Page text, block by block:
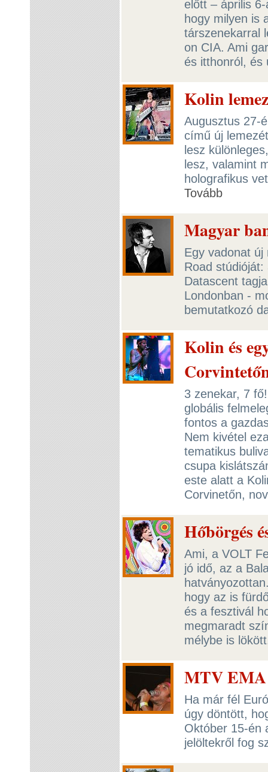
előtt – április
hogy milyen is
társzenekarral
on CIA. Ami
és itthonról, és
Kolin
Augusztus 27-
című új
lesz
lesz, valamint
holografikus
Tovább
Magyar
Egy vadonat
Road
Datascent
Londonban -
bemutatkozó
Kolin és
3 zenekar, 7
globális
fontos a
Nem kivétel
tematikus
csupa
este alatt a
Corvinetőn,
Hőbörgés
Ami, a VOLT
jó idő, az a
hogy az is
és a fesztivál
megmaradt
mélybe is
MTV
Ha már fél
úgy döntött,
Október 15-én
jelöltekről fog